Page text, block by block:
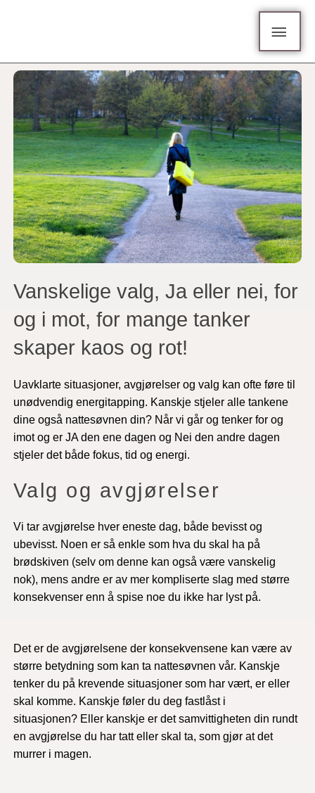
innholdet
Vanskelige valg, Ja eller nei, for
og i mot, for mange tanker
skaper kaos og rot!
Uavklarte situasjoner, avgjørelser og valg kan ofte føre til
unødvendig energitapping. Kanskje stjeler alle tankene
dine også nattesøvnen din? Når vi går og tenker for og
imot og er JA den ene dagen og Nei den andre dagen
stjeler det både fokus, tid og energi.
Valg og avgjørelser
Vi tar avgjørelse hver eneste dag, både bevisst og
ubevisst. Noen er så enkle som hva du skal ha på
brødskiven (selv om denne kan også være vanskelig
nok), mens andre er av mer kompliserte slag med større
konsekvenser enn å spise noe du ikke har lyst på.
Det er de avgjørelsene der konsekvensene kan være av
større betydning som kan ta nattesøvnen vår. Kanskje
tenker du på krevende situasjoner som har vært, er eller
skal komme. Kanskje føler du deg fastlåst i
situasjonen? Eller kanskje er det samvittigheten din rundt
en avgjørelse du har tatt eller skal ta, som gjør at det
murrer i magen.